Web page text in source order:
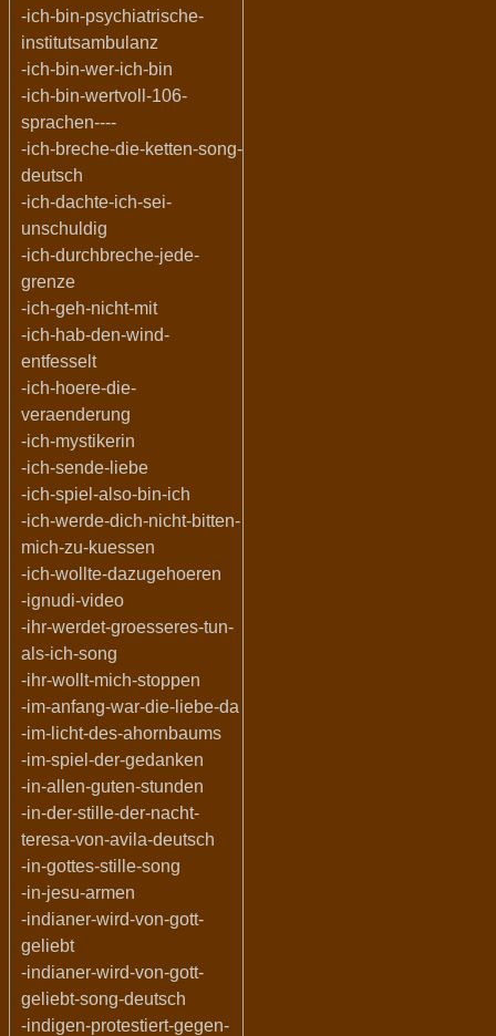
-ich-bin-psychiatrische-
institutsambulanz
-ich-bin-wer-ich-bin
-ich-bin-wertvoll-106-
sprachen----
-ich-breche-die-ketten-song-
deutsch
-ich-dachte-ich-sei-
unschuldig
-ich-durchbreche-jede-
grenze
-ich-geh-nicht-mit
-ich-hab-den-wind-
entfesselt
-ich-hoere-die-
veraenderung
-ich-mystikerin
-ich-sende-liebe
-ich-spiel-also-bin-ich
-ich-werde-dich-nicht-bitten-
mich-zu-kuessen
-ich-wollte-dazugehoeren
-ignudi-video
-ihr-werdet-groesseres-tun-
als-ich-song
-ihr-wollt-mich-stoppen
-im-anfang-war-die-liebe-da
-im-licht-des-ahornbaums
-im-spiel-der-gedanken
-in-allen-guten-stunden
-in-der-stille-der-nacht-
teresa-von-avila-deutsch
-in-gottes-stille-song
-in-jesu-armen
-indianer-wird-von-gott-
geliebt
-indianer-wird-von-gott-
geliebt-song-deutsch
-indigen-protestiert-gegen-